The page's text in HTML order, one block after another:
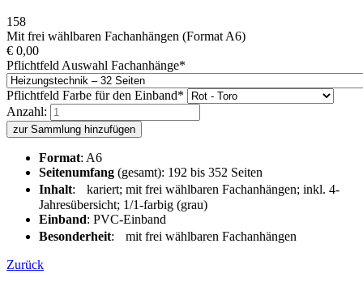
158
Mit frei wählbaren Fachanhängen (Format A6)
€ 0,00
Pflichtfeld Auswahl Fachanhänge*
Pflichtfeld Farbe für den Einband*
Anzahl:
zur Sammlung hinzufügen
Format: A6
Seitenumfang (gesamt): 192 bis 352 Seiten
Inhalt: kariert; mit frei wählbaren Fachanhängen; inkl. 4-
Jahresübersicht; 1/1-farbig (grau)
Einband: PVC-Einband
Besonderheit: mit frei wählbaren Fachanhängen
Zurück